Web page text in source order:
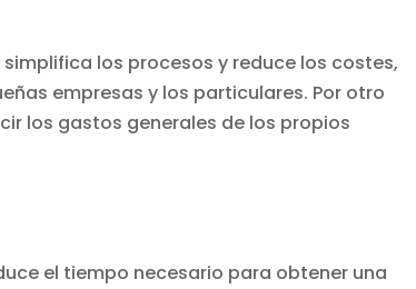
los procesos y reduce los costes,
empresas y los particulares. Por otro
los gastos generales de los propios
el tiempo necesario para obtener una